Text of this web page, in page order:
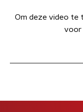
Om deze video te
voor